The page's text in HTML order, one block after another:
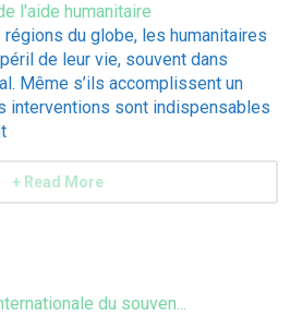
du globe, les humanitaires
de leur vie, souvent dans
Même s’ils accomplissent un
interventions sont indispensables
+ Read More
du souven...